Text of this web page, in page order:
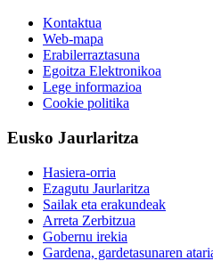
Kontaktua
Web-mapa
Erabilerraztasuna
Egoitza Elektronikoa
Lege informazioa
Cookie politika
Eusko Jaurlaritza
Hasiera-orria
Ezagutu Jaurlaritza
Sailak eta erakundeak
Arreta Zerbitzua
Gobernu irekia
Gardena, gardetasunaren